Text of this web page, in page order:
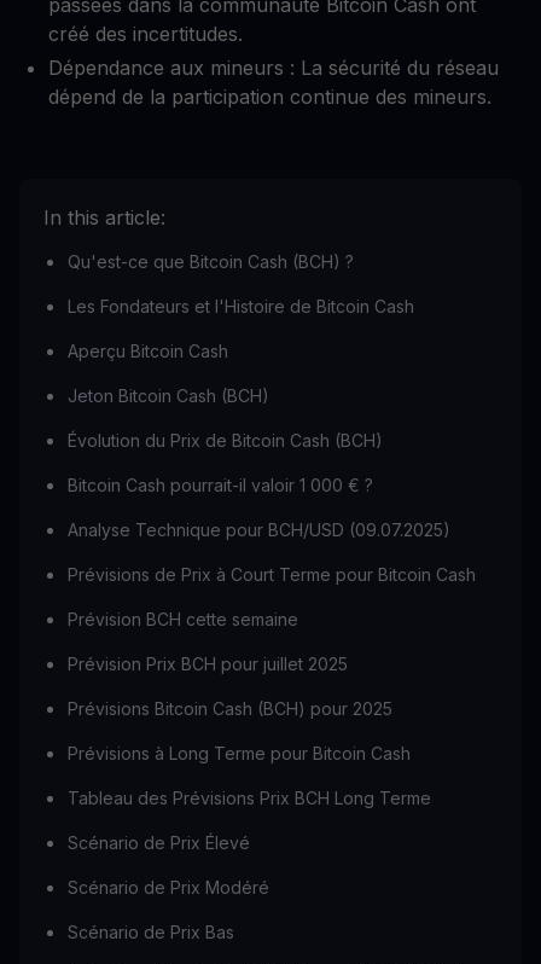
créé des incertitudes.
Dépendance aux mineurs : La sécurité du réseau
dépend de la participation continue des mineurs.
In this article:
Qu'est-ce que Bitcoin Cash (BCH) ?
Les Fondateurs et l'Histoire de Bitcoin Cash
Aperçu Bitcoin Cash
Jeton Bitcoin Cash (BCH)
Évolution du Prix de Bitcoin Cash (BCH)
Bitcoin Cash pourrait-il valoir 1 000 € ?
Analyse Technique pour BCH/USD (09.07.2025)
Prévisions de Prix à Court Terme pour Bitcoin Cash
Prévision BCH cette semaine
Prévision Prix BCH pour juillet 2025
Prévisions Bitcoin Cash (BCH) pour 2025
Prévisions à Long Terme pour Bitcoin Cash
Tableau des Prévisions Prix BCH Long Terme
Scénario de Prix Élevé
Scénario de Prix Modéré
Scénario de Prix Bas